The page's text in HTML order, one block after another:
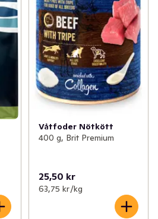
Våtfoder Nötkött
400 g, Brit Premium
25,50 kr
63,75 kr /kg